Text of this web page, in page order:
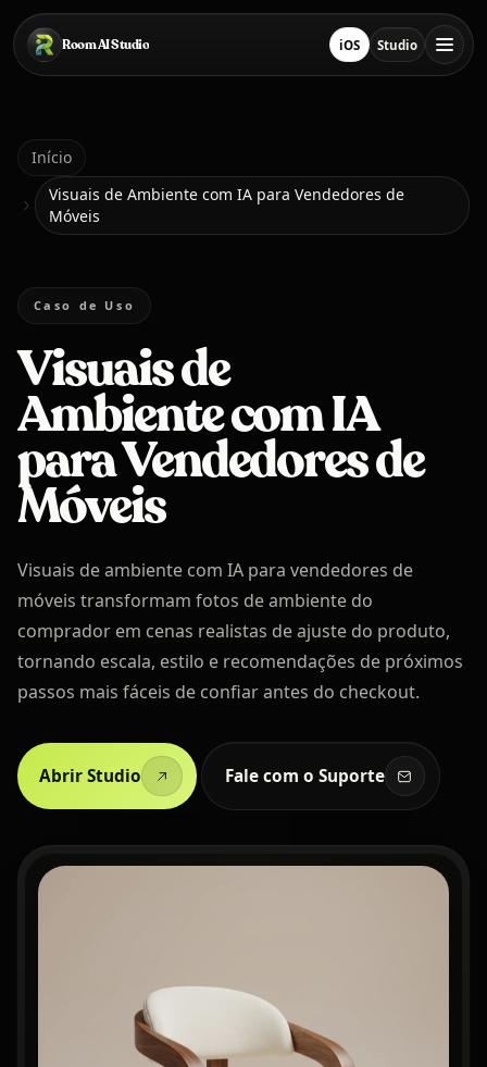
Pular para o conteúdo principal
Room AI Studio
Início iOSBaixar na App Store
StudioAbrir Studio
Room AI Studio
Idioma
Português
Início
Visuais de Ambiente com IA para Vendedores de
Móveis
Caso de Uso
Visuais de
Ambiente com IA
para Vendedores de
Móveis
Visuais de ambiente com IA para vendedores de
móveis transformam fotos de ambiente do
comprador em cenas realistas de ajuste do produto,
tornando escala, estilo e recomendações de próximos
passos mais fáceis de confiar antes do checkout.
Abrir Studio Fale com o Suporte